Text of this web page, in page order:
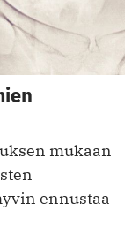
mukaan
ennustaa